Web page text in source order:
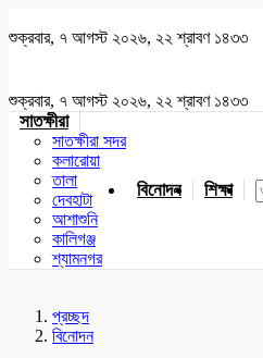
শুক্রবার, ৭ আগস্ট ২০২৬, ২২ শ্রাবণ ১৪৩৩
শুক্রবার, ৭ আগস্ট ২০২৬, ২২ শ্রাবণ ১৪৩৩
সাতক্ষীরা
সাতক্ষীরা সদর
কলারোয়া
তালা
দেবহাটা
আশাশুনি
কালিগঞ্জ
শ্যামনগর
বিনোদন শিক্ষা
প্রচ্ছদ
বিনোদন